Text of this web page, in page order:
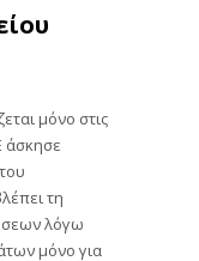
μόνο στις
άσκησε
τη
λόγω
μόνο για